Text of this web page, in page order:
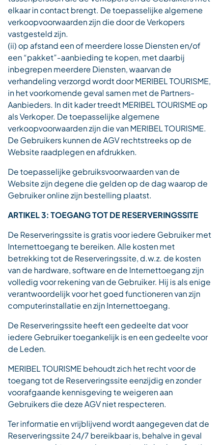
elkaar in contact brengt. De toepasselijke algemene
verkoopvoorwaarden zijn die door de Verkopers
vastgesteld zijn.
(ii) op afstand een of meerdere losse Diensten en/of
een “pakket”-aanbieding te kopen, met daarbij
inbegrepen meerdere Diensten, waarvan de
verhandeling verzorgd wordt door MERIBEL TOURISME,
in het voorkomende geval samen met de Partners-
Aanbieders. In dit kader treedt MERIBEL TOURISME op
als Verkoper. De toepasselijke algemene
verkoopvoorwaarden zijn die van MERIBEL TOURISME.
De Gebruikers kunnen de AGV rechtstreeks op de
Website raadplegen en afdrukken.
De toepasselijke gebruiksvoorwaarden van de
Website zijn degene die gelden op de dag waarop de
Gebruiker online zijn bestelling plaatst.
ARTIKEL 3: TOEGANG TOT DE RESERVERINGSSITE
De Reserveringssite is gratis voor iedere Gebruiker met
Internettoegang te bereiken. Alle kosten met
betrekking tot de Reserveringssite, d.w.z. de kosten
van de hardware, software en de Internettoegang zijn
volledig voor rekening van de Gebruiker. Hij is als enige
verantwoordelijk voor het goed functioneren van zijn
computerinstallatie en zijn Internettoegang.
De Reserveringssite heeft een gedeelte dat voor
iedere Gebruiker toegankelijk is en een gedeelte voor
de Leden.
MERIBEL TOURISME behoudt zich het recht voor de
toegang tot de Reserveringssite eenzijdig en zonder
voorafgaande kennisgeving te weigeren aan
Gebruikers die deze AGV niet respecteren.
Ter informatie en vrijblijvend wordt aangegeven dat de
Reserveringssite 24/7 bereikbaar is, behalve in geval